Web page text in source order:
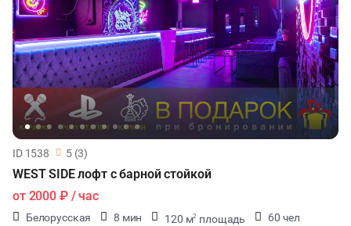
ID 1538 5 (3)
WEST SIDE лофт с барной стойкой
от 2000 ₽/ час
Белорусская 8 мин 120 м2 площадь
60 чел